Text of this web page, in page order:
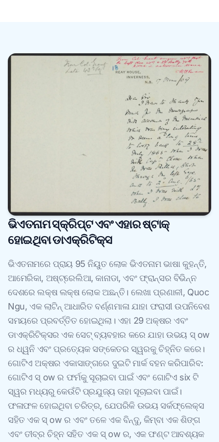
ଭିଏତନାମ ସ୍କ୍ରିପ୍ଟ ଏବଂ ଏହାର ଷ୍ଟାକ୍
ହୋଇଥିବା ଡାଏକ୍ରିଟିକ୍ସ
ଭିଏତନାମରେ ପ୍ରାୟ 95 ନିୟୁତ ଲୋକ ଭିଏତନାମ ଭାଷା କୁହନ୍ତି,
ଆମେରିକା, ଅଷ୍ଟ୍ରେଲିଆ, କାନାଡା, ଏବଂ ଫ୍ରାନ୍ସର ବିଭିନ୍ନ
ଦେଶରେ ଲକ୍ଷ ଲକ୍ଷ ଲୋକ ଅଛନ୍ତି। ଲେଖା ପ୍ରଣାଳୀ, Quoc
Ngu, ଏକ ଲାଟିନ୍ ଆଧାରିତ ବର୍ଣ୍ଣମାଳା ଯାହା ଫରାସୀ ଉପନିବେଶ
ସମୟରେ ପ୍ରବର୍ତ୍ତିତ ହୋଇଥିଲା। ଏହା 29 ଅକ୍ଷର ଏବଂ
ଡାଏକ୍ରିଟିକ୍ସର ଏକ ସେଟ୍ ବ୍ୟବହାର କରେ ଯାହା ଉଭୟ ସ୍ ow
ର ଧ୍ୱନି ଏବଂ ପ୍ରତ୍ୟେକ ସଙ୍କେତର ସ୍ୱରକୁ ଚିହ୍ନିତ କରେ।
ଗୋଟିଏ ଅକ୍ଷର ଏକାସାଙ୍ଗରେ ଦୁଇଟି ମାର୍କ ବହନ କରିପାରିବ:
ଗୋଟିଏ ସ୍ ow ର ଫର୍ମକୁ ସୂଚାଇବା ପାଇଁ ଏବଂ ଗୋଟିଏ six ଟି
ସ୍ୱର ମଧ୍ୟରୁ କେଉଁଟି ପ୍ରଯୁଜ୍ୟ ତାହା ସୂଚାଇବା ପାଇଁ।
ଫଳାଫଳ ହୋଇଥିବା ଚରିତ୍ର, ଯେପରିକି ଉଭୟ ସର୍କଫ୍ଲେକ୍ସ
ସହିତ ଏକ ସ୍ ow ର ଏବଂ ତଳେ ଏକ ବିନ୍ଦୁ, କିମ୍ବା ଏକ ଶିଙ୍ଗ
ଏବଂ ତୀବ୍ର ଚିହ୍ନ ସହିତ ଏକ ସ୍ ow ର, ଏକ ଫଣ୍ଟ ଆବଶ୍ୟକ